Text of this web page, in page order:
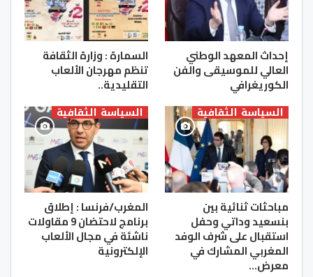
إحداث المعهد الوطني
العالي للموسيقى والفن
الكوريغرافي
السمارة : وزارة الثقافة
تنظم مهرجان الألعاب
التقليدية..
السياسة الثقافية
مباحثات ثنائية بين
بنسعيد وداتي وحفل
استقبال على شرف الوفد
المغربي المشارك في
معرض…
السياسة الثقافية
المغرب/فرنسا : إطلاق
برنامج لاحتضان 9 مقاولات
ناشئة في مجال الألعاب
الإلكترونية